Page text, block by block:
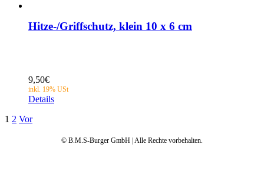
Hitze-/Griffschutz, klein 10 x 6 cm
9,50€
Details
1 2 Vor
© B.M.S-Burger GmbH | Alle Rechte vorbehalten.